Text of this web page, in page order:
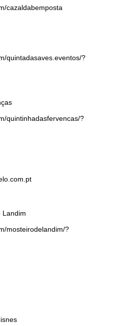
cazaldabemposta
quintadasaves.eventos/?
quintinhadasfervencas/?
Landim
mosteirodelandim/?